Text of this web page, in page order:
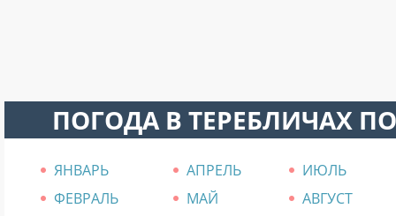
ПОГОДА В ТЕРЕБЛИЧАХ
ЯНВАРЬ АПРЕЛЬ
ИЮЛЬ
ФЕВРАЛЬ
МАЙ
АВГУСТ